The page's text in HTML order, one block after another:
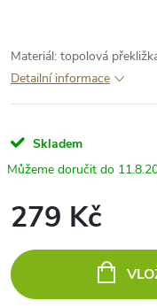
Materiál: topolová
Detailní informace
Skladem
279 Kč
cena: